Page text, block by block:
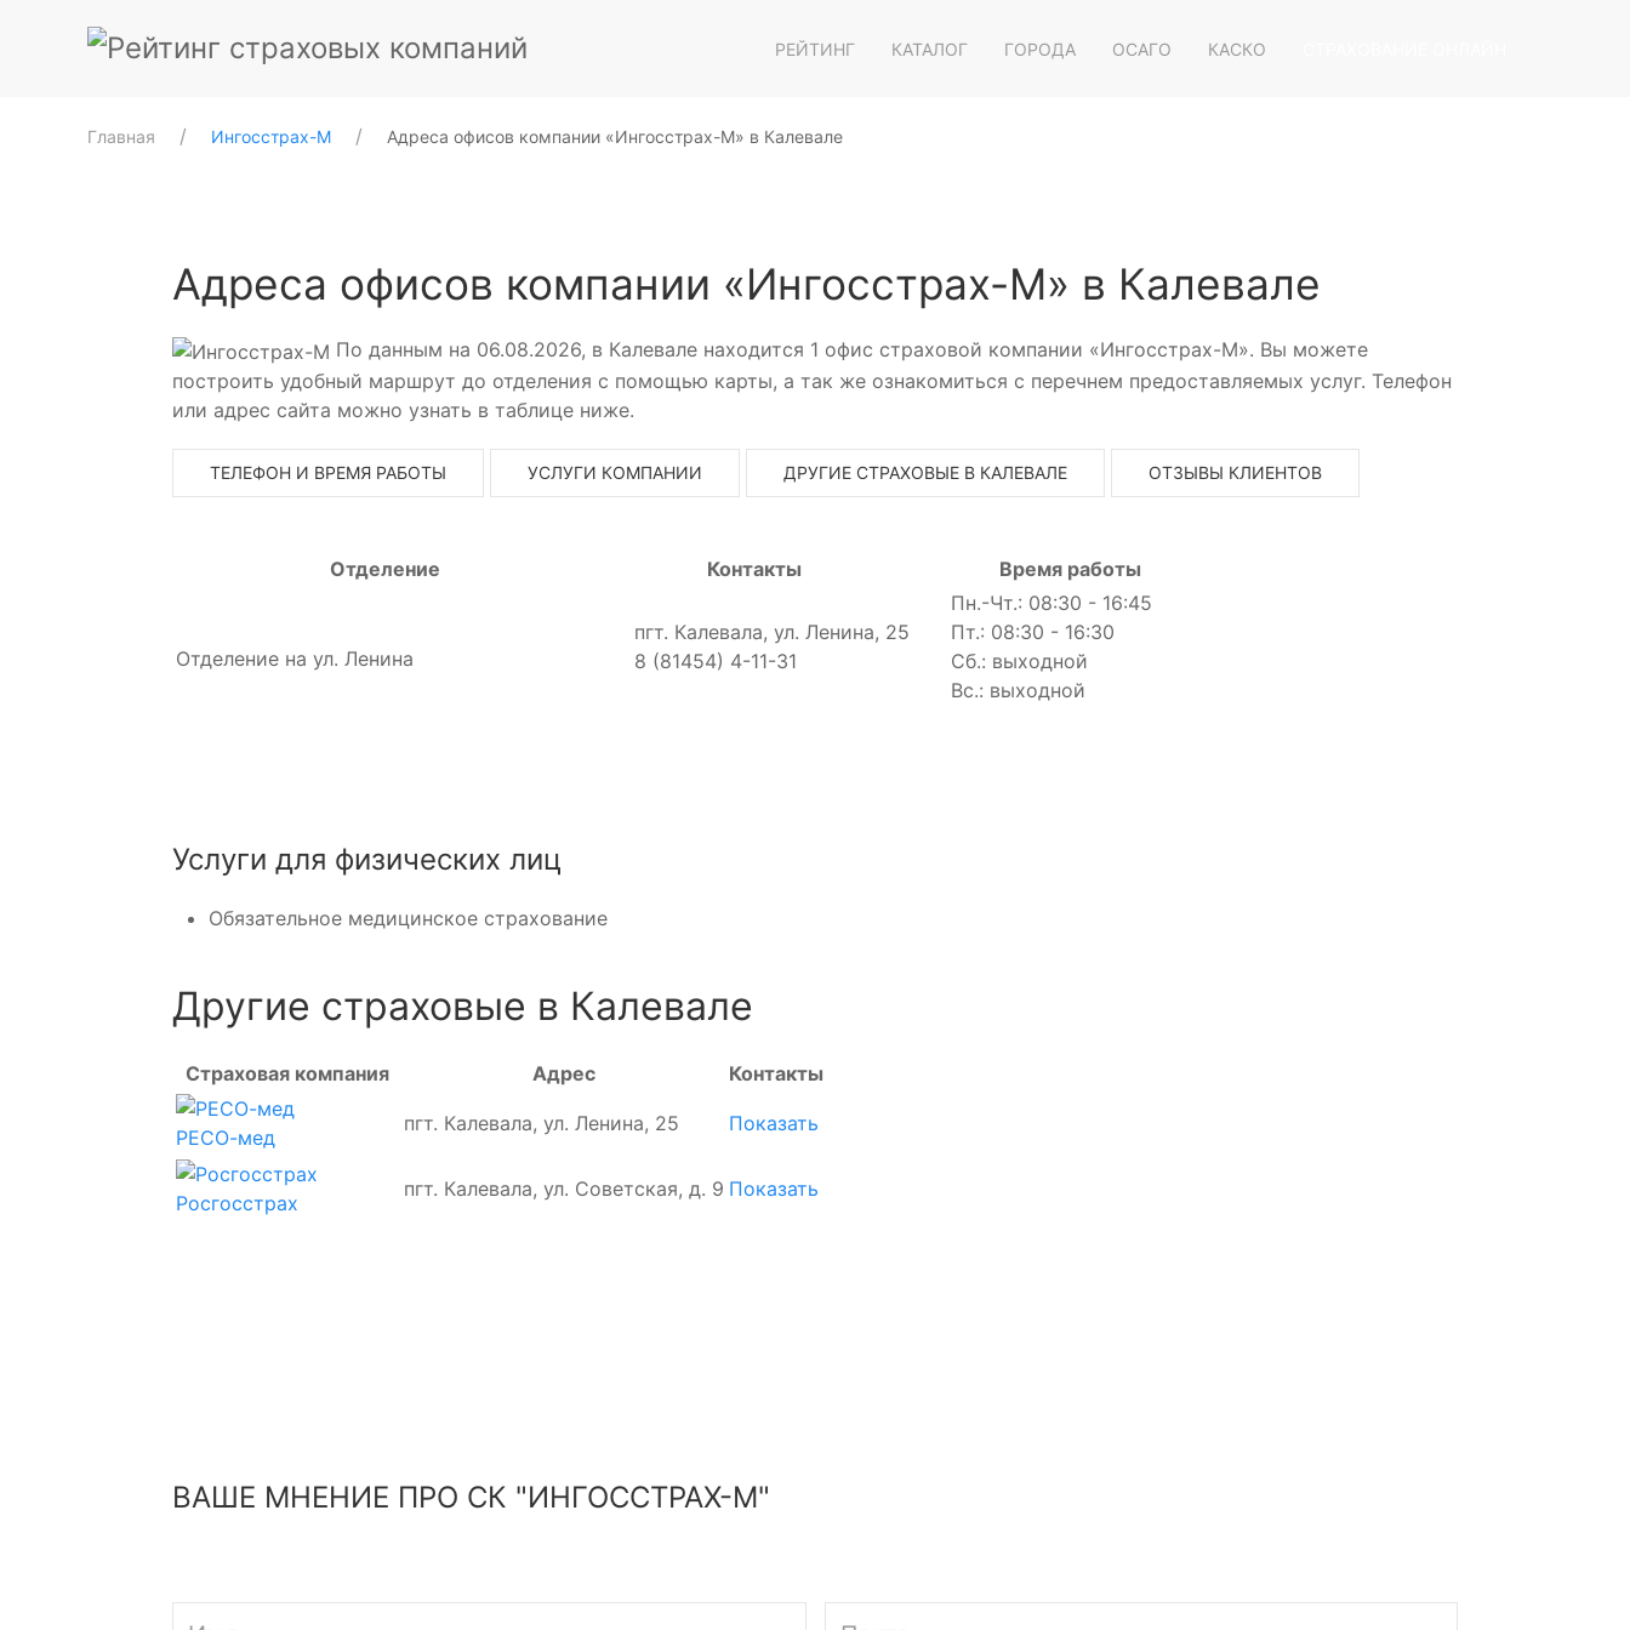
РЕЙТИНГ КАТАЛОГ ГОРОДА ОСАГО КАСКО
Главная Ингосстрах-М Адреса офисов компании «Ингосстрах-М» в Калевале
Адреса офисов компании «Ингосстрах-М» в Калевале
По данным на 06.08.2026, в Калевале находится 1 офис страховой компании «Ингосстрах-М». Вы можете
построить удобный маршрут до отделения с помощью карты, а так же ознакомиться с перечнем предоставляемых услуг. Телефон
или адрес сайта можно узнать в таблице ниже.
ТЕЛЕФОН И ВРЕМЯ РАБОТЫ УСЛУГИ КОМПАНИИ ДРУГИЕ СТРАХОВЫЕ В КАЛЕВАЛЕ ОТЗЫВЫ КЛИЕНТОВ
Отделение Контакты Время работы
Отделение на ул. Ленина
пгт. Калевала, ул. Ленина, 25
8 (81454) 4-11-31
Пн.-Чт.: 08:30 - 16:45
Пт.: 08:30 - 16:30
Сб.: выходной
Вс.: выходной
Услуги для физических лиц
Обязательное медицинское страхование
Другие страховые в Калевале
Страховая компания Адрес Контакты
РЕСО-мед
пгт. Калевала, ул. Ленина, 25 Показать
Росгосстрах
пгт. Калевала, ул. Советская, д. 9 Показать
ВАШЕ МНЕНИЕ ПРО СК "ИНГОССТРАХ-М"